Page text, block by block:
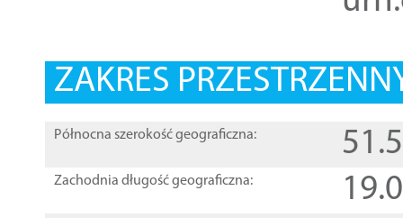
ZAKRES
Północna szerokość geograficzna:
Zachodnia długość geograficzna: